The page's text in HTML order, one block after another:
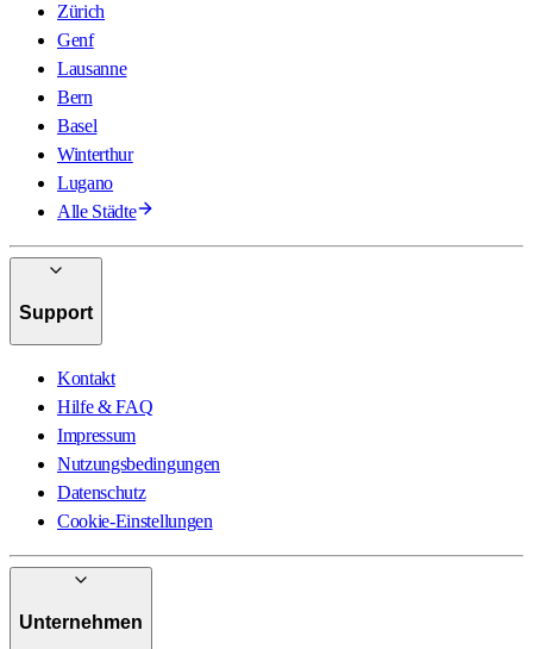
Zürich
Genf
Lausanne
Bern
Basel
Winterthur
Lugano
Alle Städte
Support
Kontakt
Hilfe & FAQ
Impressum
Nutzungsbedingungen
Datenschutz
Cookie-Einstellungen
Unternehmen